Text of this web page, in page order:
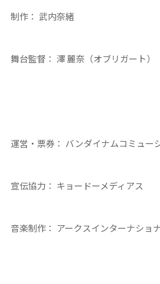
制作： 武内奈緒
舞台監督： 澤 麗奈（オブリガート）
運営・票券： バンダイナムコミュー
宣伝協力： キョードーメディアス
音楽制作： アークスインターナショ